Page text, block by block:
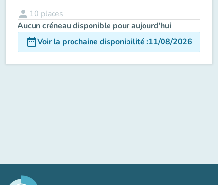
person 10 places
Aucun créneau disponible pour aujourd'hui
date_rangeVoir la prochaine disponibilité :11/08/2026